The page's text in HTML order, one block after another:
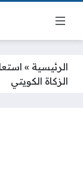
الرئيسية »
الزكاة الكويتي